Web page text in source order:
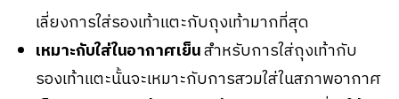
เลี่ยงการใส่รองเท้าแตะกับถุงเท้ามากที่สุด
เหมาะกับใส่ในอากาศเย็นสำหรับการใส่ถุงเท้ากับ
รองเท้าแตะนั้นจะเหมาะกับการสวมใส่ในสภาพอากาศ